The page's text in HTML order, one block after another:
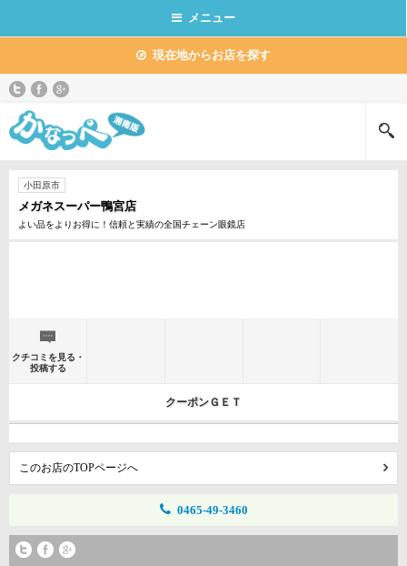
メニュー
現在地からお店を探す
小田原市
メガネスーパー鴨宮店
よい品をよりお得に！信頼と実績の全国チェーン眼鏡店
クチコミを見る・
投稿する
クーポンＧＥＴ
このお店のTOPページへ
0465-49-3460